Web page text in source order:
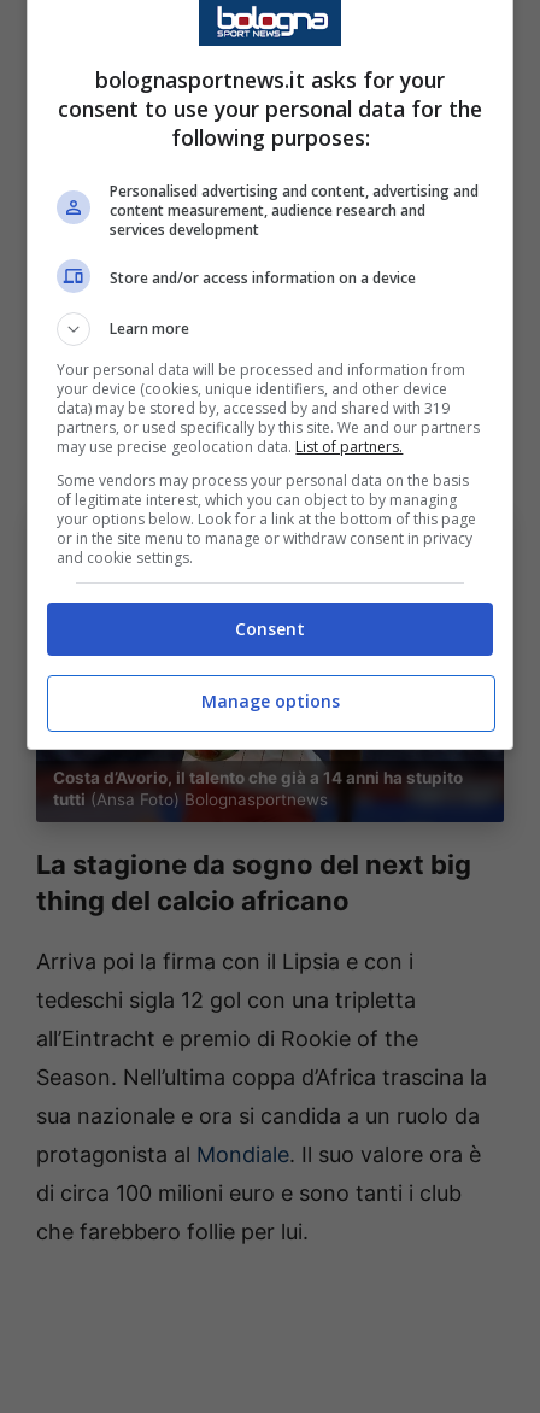
DME Academy di Daytona Beach, in Florida.
Nel 2021, a soli 15 anni, Yan parte da solo, per
studiare e cercare di esplodere nel calcio fuori
dall’Africa. L’impatto non è semplice, parla
solo in francese e in dioula e comunica solo
tramite delle app di tradizioni.
In meno di un anno il giovane si adatta e
grazie alle strutture americane
campionato scolastico con la DME Academy,
conquistando l’UPSL e attirando scout
europei.A 18 anni firma con il Leganèsin
Spagna e debutta da veterano contro il Real
Madrid al Bernabeu.
Costa d’Avorio, il talento che già a 14 anni ha stupito
tutti (Ansa Foto) Bolognasportnews
La stagione da sogno del next big
thing del calcio africano
Arriva poi la firma con il Lipsia e con i
tedeschi sigla 12 gol con una tripletta
all’Eintracht e premio di Rookie of the
Season. Nell’ultima coppa d’Africa trascina la
sua nazionale e ora si candida a un ruolo da
protagonista al Mondiale. Il suo valore ora è
di circa 100 milioni euro e sono tanti i club
che farebbero follie per lui.
bolognasportnews.it asks for your
consent to use your personal data for the
following purposes:
Personalised advertising and content, advertising and
content measurement, audience research and
services development
Store and/or access information on a device
Learn more
Your personal data will be processed and information from
your device (cookies, unique identifiers, and other device
data) may be stored by, accessed by and shared with 319
partners, or used specifically by this site. We and our partners
may use precise geolocation data. List of partners.
Some vendors may process your personal data on the basis
of legitimate interest, which you can object to by managing
your options below. Look for a link at the bottom of this page
or in the site menu to manage or withdraw consent in privacy
and cookie settings.
Consent
Manage options